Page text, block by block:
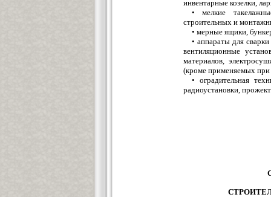
инвентарные козелки,
• мелкие
строительных и
• мерные ящики,
• аппараты для
вентиляционные
материалов,
(кроме применяемых
• оградительная
радиоустановки,